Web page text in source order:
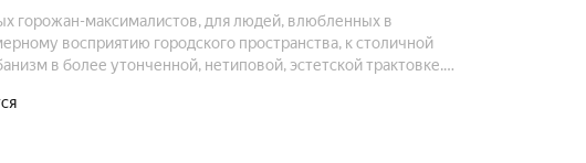
горожан-максималистов, для людей, влюбленных в
восприятию городского пространства, к столичной
в более утонченной, нетиповой, эстетской трактовке.